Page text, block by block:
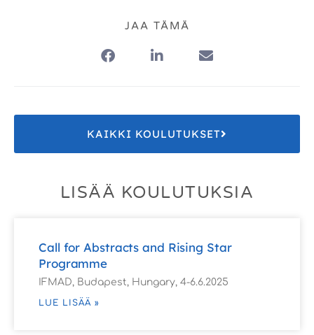
JAA TÄMÄ
KAIKKI KOULUTUKSET
LISÄÄ KOULUTUKSIA
Call for Abstracts and Rising Star
Programme
IFMAD, Budapest, Hungary, 4-6.6.2025
LUE LISÄÄ »